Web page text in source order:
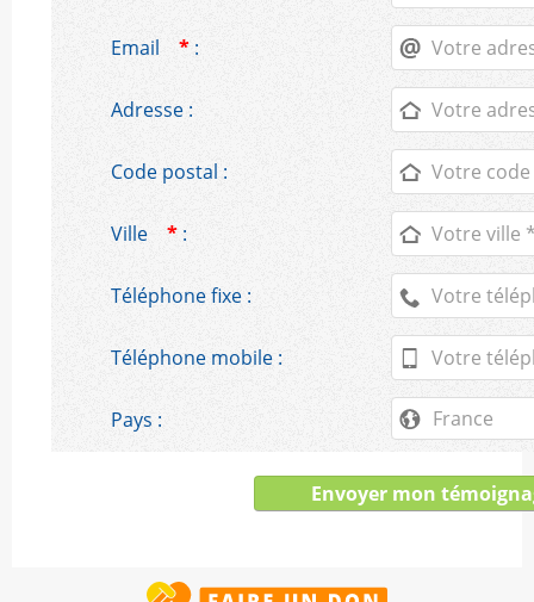
Email * :
Adresse :
Code postal :
Ville * :
Téléphone fixe :
Téléphone mobile :
Pays :